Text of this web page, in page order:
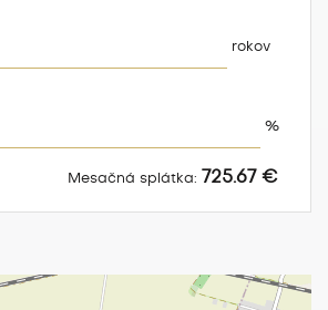
rokov
%
Mesačná splátka: 725.67 €